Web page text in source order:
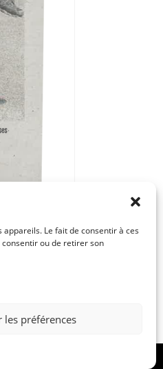
Le fait de consentir à ces
ou de retirer son
les préférences